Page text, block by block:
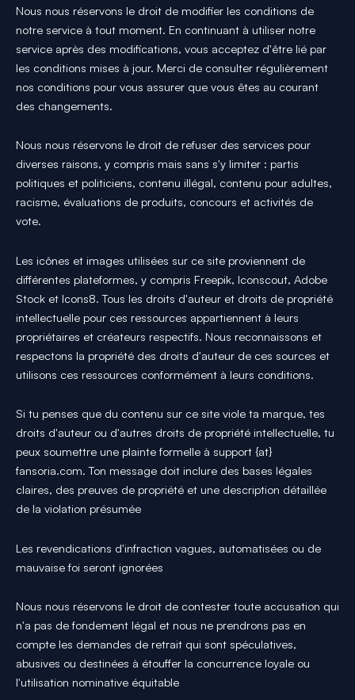
Nous nous réservons le droit de modifier les conditions de
notre service à tout moment. En continuant à utiliser notre
service après des modifications, vous acceptez d'être lié par
les conditions mises à jour. Merci de consulter régulièrement
nos conditions pour vous assurer que vous êtes au courant
des changements.
Nous nous réservons le droit de refuser des services pour
diverses raisons, y compris mais sans s'y limiter : partis
politiques et politiciens, contenu illégal, contenu pour adultes,
racisme, évaluations de produits, concours et activités de
vote.
Les icônes et images utilisées sur ce site proviennent de
différentes plateformes, y compris Freepik, Iconscout, Adobe
Stock et Icons8. Tous les droits d'auteur et droits de propriété
intellectuelle pour ces ressources appartiennent à leurs
propriétaires et créateurs respectifs. Nous reconnaissons et
respectons la propriété des droits d'auteur de ces sources et
utilisons ces ressources conformément à leurs conditions.
Si tu penses que du contenu sur ce site viole ta marque, tes
droits d'auteur ou d'autres droits de propriété intellectuelle, tu
peux soumettre une plainte formelle à support {at}
fansoria.com. Ton message doit inclure des bases légales
claires, des preuves de propriété et une description détaillée
de la violation présumée
Les revendications d'infraction vagues, automatisées ou de
mauvaise foi seront ignorées
Nous nous réservons le droit de contester toute accusation qui
n'a pas de fondement légal et nous ne prendrons pas en
compte les demandes de retrait qui sont spéculatives,
abusives ou destinées à étouffer la concurrence loyale ou
l'utilisation nominative équitable